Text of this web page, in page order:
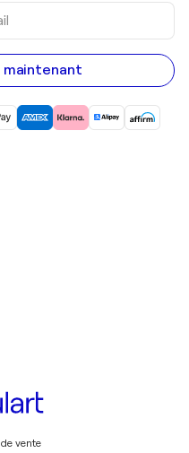
maintenant
vente